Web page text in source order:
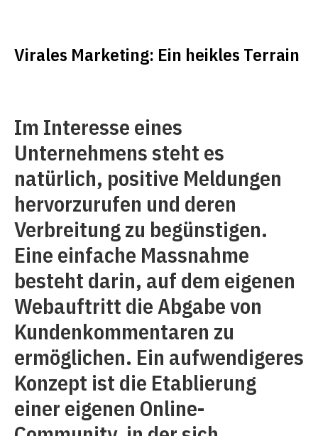
Virales Marketing: Ein heikles Terrain
Im Interesse eines
Unternehmens steht es
natürlich, positive Meldungen
hervorzurufen und deren
Verbreitung zu begünstigen.
Eine einfache Massnahme
besteht darin, auf dem eigenen
Webauftritt die Abgabe von
Kundenkommentaren zu
ermöglichen. Ein aufwendigeres
Konzept ist die Etablierung
einer eigenen Online-